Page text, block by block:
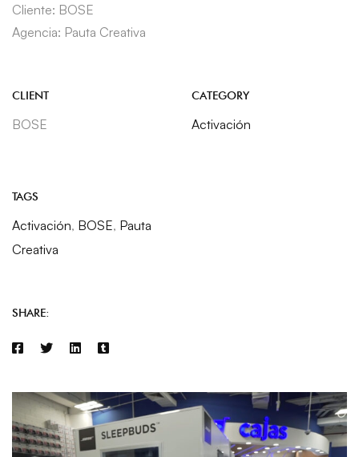
Cliente: BOSE
Agencia: Pauta Creativa
CLIENT
BOSE
CATEGORY
Activación
TAGS
Activación, BOSE, Pauta
Creativa
SHARE: